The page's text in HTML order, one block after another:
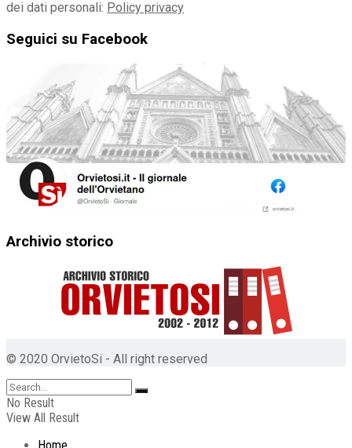
dei dati personali: Policy privacy
Seguici su Facebook
Archivio storico
© 2020 OrvietoSi - All right reserved
No Result
View All Result